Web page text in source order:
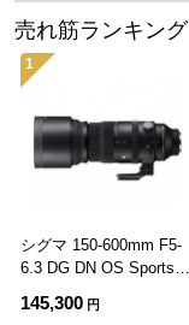
売れ筋ランキング
1
シグマ 150-600mm F5-
6.3 DG DN OS Sports
145,300 円